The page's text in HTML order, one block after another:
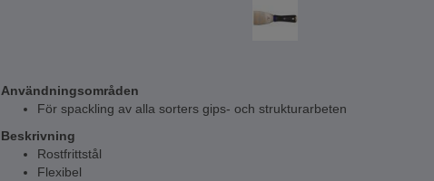
Användningsområden
För spackling av alla sorters gips- och strukturarbeten
Beskrivning
Rostfrittstål
Flexibel